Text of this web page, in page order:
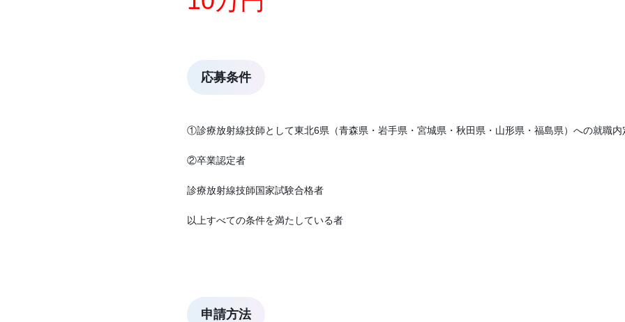
応募条件
①診療放射線技師として東北6県（青森県・岩手県・宮城県・秋田県・山形県・福島県）への就職内
②卒業認定者
診療放射線技師国家試験合格者
以上すべての条件を満たしている者
申請方法